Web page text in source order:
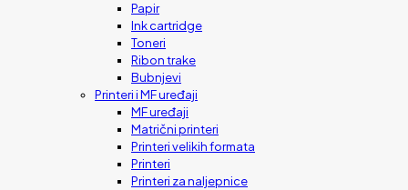
Papir
Ink cartridge
Toneri
Ribon trake
Bubnjevi
Printeri i MF uređaji
MF uređaji
Matrični printeri
Printeri velikih formata
Printeri
Printeri za naljepnice